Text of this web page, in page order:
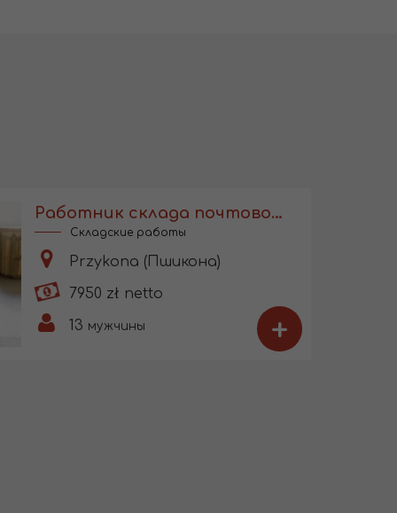
Работник склада почтовой компании
Складские работы
Przykona (Пшикона)
7950 zł netto
13 мужчины +